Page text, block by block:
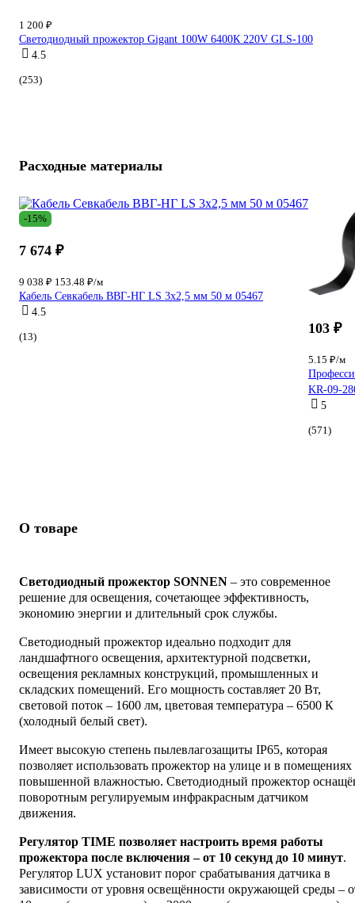
1 200 ₽
Светодиодный прожектор Gigant 100W 6400К 220V GLS-100
4.5
(253)
Расходные материалы
-15%
7 674 ₽
9 038 ₽ 153.48 ₽/м
Кабель Севкабель ВВГ-НГ LS 3х2,5 мм 50 м 05467
4.5
(13)
103 ₽
5.15 ₽/м
KR-09-
5
(571)
О товаре
Светодиодный прожектор SONNEN – это современное
решение для освещения, сочетающее эффективность,
экономию энергии и длительный срок службы.
Светодиодный прожектор идеально подходит для
ландшафтного освещения, архитектурной подсветки,
освещения рекламных конструкций, промышленных и
складских помещений. Его мощность составляет 20 Вт,
световой поток – 1600 лм, цветовая температура – 6500 К
(холодный белый свет).
Имеет высокую степень пылевлагозащиты IP65, которая
позволяет использовать прожектор на улице и в помещениях
повышенной влажностью. Светодиодный прожектор
поворотным регулируемым инфракрасным датчиком
движения.
Регулятор TIME позволяет настроить время работы
прожектора после включения – от 10 секунд до 10 минут.
Регулятор LUX установит порог срабатывания датчика в
зависимости от уровня освещённости окружающей среды –